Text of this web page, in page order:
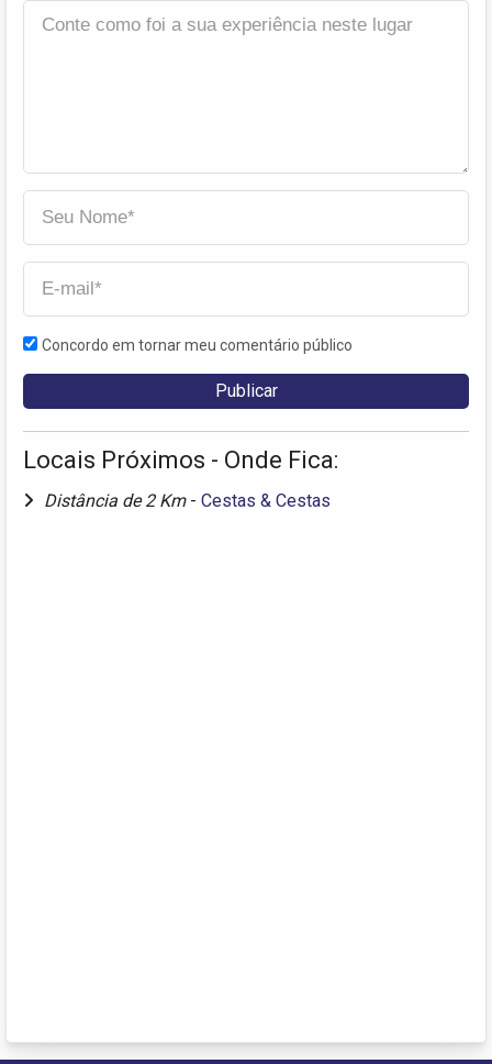
Concordo em tornar meu comentário público
Locais Próximos - Onde Fica:
Distância de 2 Km - Cestas & Cestas